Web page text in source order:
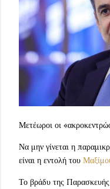
Μετέωροι οι
Να μην γίνεται η
είναι η εντολή του
Το βράδυ της